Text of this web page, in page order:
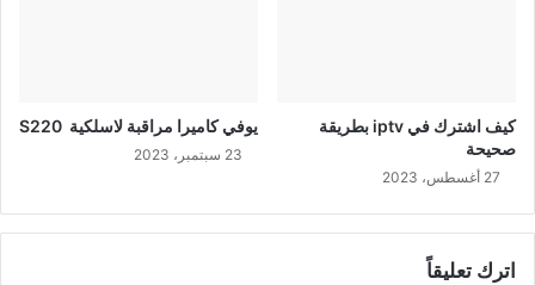
كيف اشترك في iptv بطريقة
صحيحة
27 أغسطس، 2023
يوفي كاميرا مراقبة لاسلكية S220
23 سبتمبر، 2023
اترك تعليقاً